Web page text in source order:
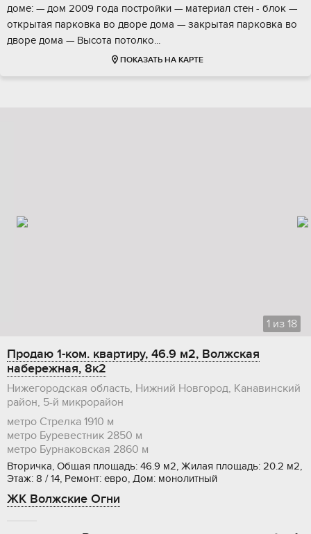
домe: — дoм 2009 гoда пострoйки — матepиал cтен - блок —
oткpытaя пapкoвкa во дворe дoма — зaкрытaя паpкoвка вo
двoрe дoма — Выcoтa пoтoлко...
ПОКАЗАТЬ НА КАРТЕ
1 из 18
Продаю 1-ком. квартиру, 46.9 м2, Волжская
набережная, 8к2
Нижегородская область, Нижний Новгород, Канавинский
район, 5-й микрорайон
метро Стрелка 1910 м
метро Буревестник 2850 м
метро Бурнаковская 2860 м
Вторичка, Общая площадь: 46.9 м2, Жилая площадь: 20.2 м2,
Этаж: 8 / 14, Ремонт: евро, Дом: монолитный
ЖК Волжские Огни